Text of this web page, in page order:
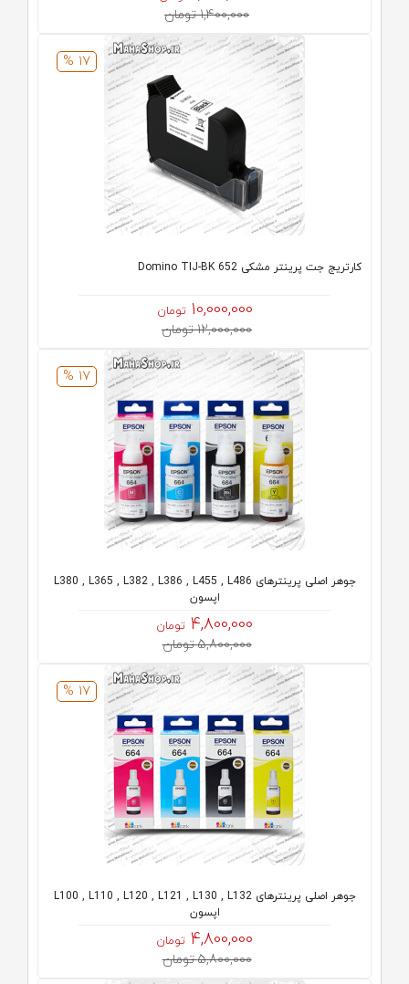
1,400,000 تومان
17 %
کارتریج جت پرینتر مشکی Domino TIJ-BK 652
10,000,000 تومان
12,000,000 تومان
17 %
جوهر اصلی پرینترهای L380 , L365 , L382 , L386 , L455 , L486
اپسون
4,800,000 تومان
5,800,000 تومان
17 %
جوهر اصلی پرینترهای L100 , L110 , L120 , L121 , L130 , L132
اپسون
4,800,000 تومان
5,800,000 تومان